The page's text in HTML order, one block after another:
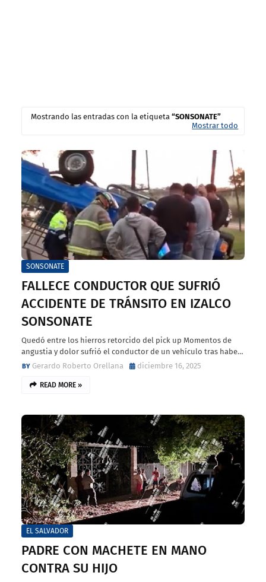
Mostrando las entradas con la etiqueta SONSONATE
Mostrar todo
SONSONATE
FALLECE CONDUCTOR QUE SUFRIÓ
ACCIDENTE DE TRÁNSITO EN IZALCO
SONSONATE
Quedó entre los hierros retorcido del pick up Momentos de
angustia y dolor sufrió el conductor de un vehículo tras habe…
Gerardo Roberto Orellana
diciembre 16, 2025
READ MORE »
EL SALVADOR
PADRE CON MACHETE EN MANO
CONTRA SU HIJO